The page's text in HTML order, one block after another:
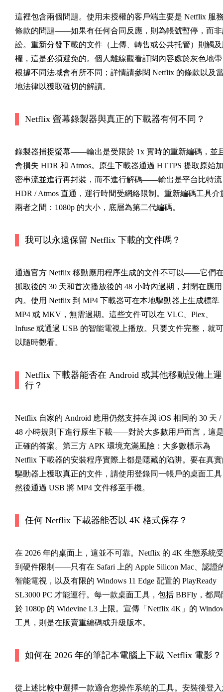
這裡包含兩個問題。使用未授權的客戶端主要是 Netflix 服
條款的問題——如果有任何合同反應，則為帳號暫停，而非
訟。重新分發下載的文件（上傳、轉售或公共托管）則觸
權，這是必須避免的。個人離線觀看訂閱內容處於灰色地
根據不同法域會有所不同；詳情請參閱 Netflix 的條款以及
地法律以獲取確切的解讀。
Netflix 螢幕錄製器與真正的下載器有何不同？
錄製器捕捉螢幕——輸出是受限於 1x 實時的重新編碼，並
會損失 HDR 和 Atmos。原生下載器通過 HTTPS 提取原始加
密串流並進行再封裝，而不進行解碼——輸出是平台比特流
HDR / Atmos 直通，運行時間受網絡限制。重新編碼工具介
兩者之間：1080p 的大小，底層為第二代編碼。
我可以永遠保留 Netflix 下載的文件嗎？
通過官方 Netflix 移動應用程序生成的文件不可以——它們
抓取後的 30 天和首次播放後的 48 小時內過期，封閉在應用
內。使用 Netflix 到 MP4 下載器可在本地驅動器上生成標準
MP4 或 MKV，無需過期。這些文件可以在 VLC、Plex、
Infuse 或通過 USB 的智能電視上播放。只要文件完整，就可
以隨時觀看。
Netflix 下載器能否在 Android 或其他移動設備上運
行？
Netflix 自家的 Android 應用仍然支持在與 iOS 相同的 30 天 /
48 小時規則下進行原生下載——對於大多數用戶而言，這
正確的答案。第三方 APK 環境充滿風險：大多數標示為
Netflix 下載器的安裝程序實際上都是隱藏的陷阱。要在真
驅動器上獲取真正的文件，請使用登錄同一帳戶的桌面工
然後通過 USB 將 MP4 文件移至手機。
任何 Netflix 下載器能否以 4K 格式保存？
在 2026 年的桌面上，這並不可靠。Netflix 的 4K 生態系統
到硬件限制——只有在 Safari 上的 Apple Silicon Mac、認證
智能電視，以及有限的 Windows 11 Edge 配置的 PlayReady
SL3000 PC 才能運行。每一款桌面工具，包括 BBFly，都局
於 1080p 的 Widevine L3 上限。宣傳「Netflix 4K」的
工具，則是在販賣重編碼或升級版本。
如何在 2026 年的筆記本電腦上下載 Netflix 電影？
從上述比較中選擇一款適合您操作系統的工具。安裝後登